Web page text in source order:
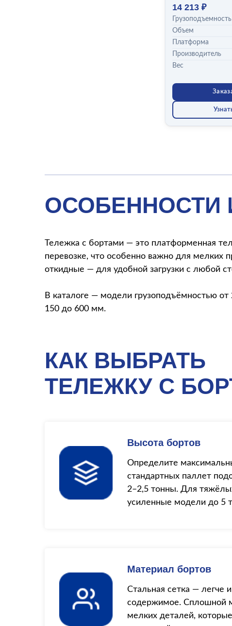
14 213 ₽
Грузоподъемность
Объем
Платформа
Производитель
Вес
ОСОБЕННОСТИ
Тележка с бортами — это платформенная
перевозке, что особенно важно для мелких
откидные — для удобной загрузки с любой
В каталоге — модели грузоподъёмностью
150 до 600 мм.
КАК ВЫБРАТЬ
ТЕЛЕЖКУ С
Высота бортов
Определите
стандартных паллет
2–2,5 тонны. Для
усиленные модели до 5
Материал бортов
Стальная сетка — легче
содержимое. Сплошной
мелких деталей,